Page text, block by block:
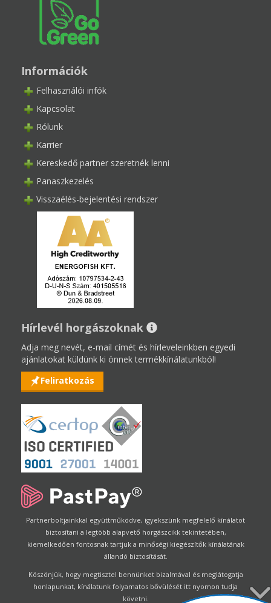
Információk
Felhasználói infók
Kapcsolat
Rólunk
Karrier
Kereskedő partner szeretnék lenni
Panaszkezelés
Visszaélés-bejelentési rendszer
Hírlevél horgászoknak
Adja meg nevét, e-mail címét és hírleveleinkben egyedi
ajánlatokat küldünk ki önnek termékkínálatunkból!
Feliratkozás
Partnerboltjainkkal együttműködve, igyekszünk megfelelő kínálatot
biztosítani a legtöbb alapvető horgászcikk tekintetében,
kiemelkedően fontosnak tartjuk a minőségi kiegészítők kínálatának
állandó biztosítását.
Köszönjük, hogy megtisztel bennünket bizalmával és meglátogatja
honlapunkat, kínálatunk folyamatos bővülését itt nyomon tudja
követni.